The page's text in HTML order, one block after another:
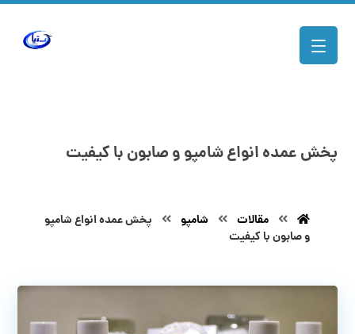
پخش عمده انواع شامپو و صابون با کیفیت
مقالات شامپو
پخش عمده انواع شامپو
و صابون با کیفیت